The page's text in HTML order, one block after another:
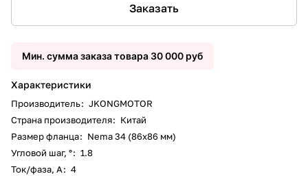
Заказать
Мин. сумма заказа товара 30 000 руб
Характеристики
Производитель: JKONGMOTOR
Страна производителя: Китай
Размер фланца: Nema 34 (86x86 мм)
Угловой шаг, °: 1.8
Ток/фаза, А: 4